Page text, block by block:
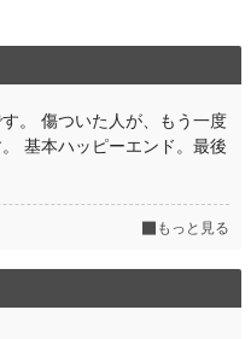
。 傷ついた人が、もう一度
基本ハッピーエンド。最後
もっと見る